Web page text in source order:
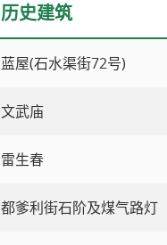
历史建筑
蓝屋(石水渠街72号)
文武庙
雷生春
都爹利街石阶及煤气路灯